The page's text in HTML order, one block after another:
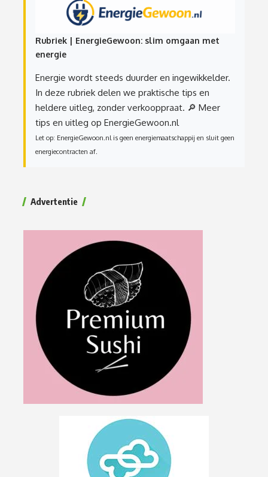
Rubriek | EnergieGewoon: slim omgaan met
energie
Energie wordt steeds duurder en ingewikkelder.
In deze rubriek delen we praktische tips en
heldere uitleg, zonder verkooppraat. 🔎 Meer
tips en uitleg op EnergieGewoon.nl
Let op: EnergieGewoon.nl is geen energiemaatschappij en sluit geen
energiecontracten af.
Advertentie